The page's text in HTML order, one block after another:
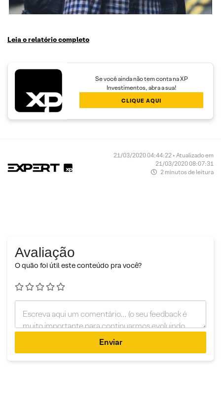
Leia o relatório completo
Se você ainda não tem conta na XP
Investimentos, abra a sua!
CLIQUE AQUI
21/03/2020 04:44:22 • Atualizado em
21/03/2020 08:07:31
2 minutos de leitura
Avaliação
O quão foi útil este conteúdo pra você?
Enviar